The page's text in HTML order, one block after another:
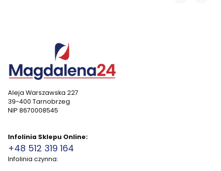
Aleja Warszawska 227
39-400 Tarnobrzeg
NIP 8670008545
Infolinia Sklepu Online:
+48 512 319 164
Infolinia czynna: